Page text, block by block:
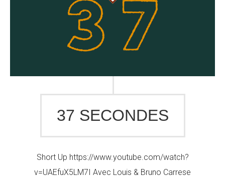
37 SECONDES
Short Up https://www.youtube.com/watch?
v=UAEfuX5LM7I Avec Louis & Bruno Carrese